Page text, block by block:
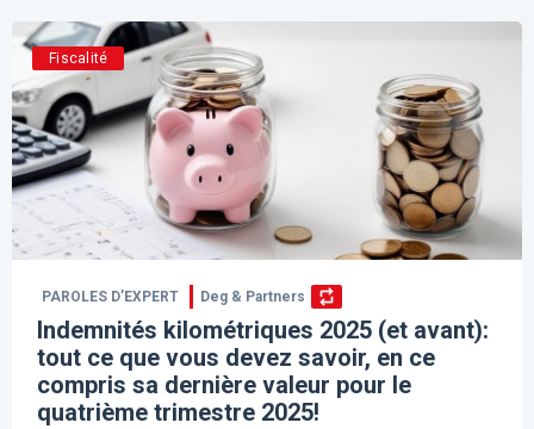
Fiscalité
PAROLES D’EXPERT Deg & Partners
Indemnités kilométriques 2025 (et avant):
tout ce que vous devez savoir, en ce
compris sa dernière valeur pour le
quatrième trimestre 2025!